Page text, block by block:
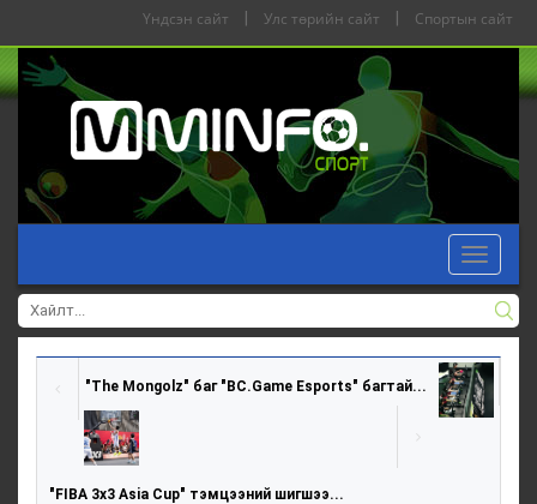
Үндсэн сайт Улс төрийн сайт Спортын сайт
Toggle
"The Mongolz" баг "BC.Game Esports" багтай...
"FIBA 3x3 Asia Cuр" тэмцээний шигшээ...